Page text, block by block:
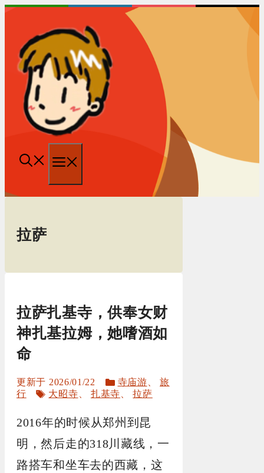
跳
单
拉萨
拉萨扎基寺，供奉女财
神扎基拉姆，她嗜酒如
命
2026/01/22
分
类
寺庙游 、旅
行
标
大昭寺 扎基寺 、拉萨
2016年的时候从郑州到昆
明，然后走的318川藏线，一
路搭车和坐车去的西藏，这